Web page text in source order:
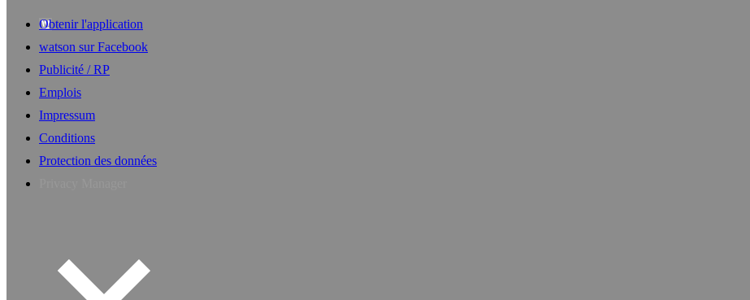
Obtenir l'application
watson sur Facebook
Publicité / RP
Emplois
Impressum
Conditions
Protection des données